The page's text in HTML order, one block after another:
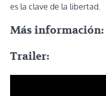
es la clave de la libertad.
Más información:
Trailer: